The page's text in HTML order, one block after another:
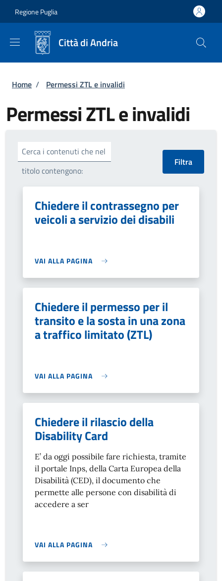
Regione Puglia
Città di Andria
Briciole di pane
Home / Permessi ZTL e invalidi
Permessi ZTL e invalidi
Cerca i contenuti che nel
titolo contengono:
Chiedere il contrassegno per
veicoli a servizio dei disabili
VAI ALLA PAGINA
Chiedere il permesso per il
transito e la sosta in una zona
a traffico limitato (ZTL)
VAI ALLA PAGINA
Chiedere il rilascio della
Disability Card
E’ da oggi possibile fare richiesta, tramite
il portale Inps, della Carta Europea della
Disabilità (CED), il documento che
permette alle persone con disabilità di
accedere a ser
VAI ALLA PAGINA